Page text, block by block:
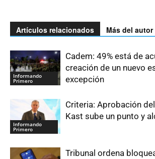
Artículos relacionados Más del autor
Informando
Primero
Cadem: 49% está de
creación de un nuevo
excepción
Informando
Primero
Criteria: Aprobación
Kast sube un punto y
Tribunal ordena